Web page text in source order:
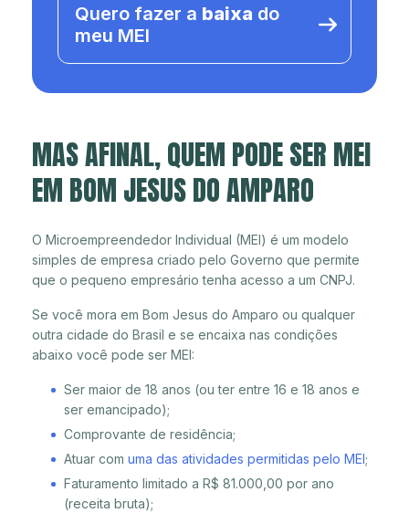
Quero fazer a baixa do
meu MEI
MAS AFINAL, QUEM PODE SER MEI
EM BOM JESUS DO AMPARO
O Microempreendedor Individual (MEI) é um modelo
simples de empresa criado pelo Governo que permite
que o pequeno empresário tenha acesso a um CNPJ.
Se você mora em Bom Jesus do Amparo ou qualquer
outra cidade do Brasil e se encaixa nas condições
abaixo você pode ser MEI:
Ser maior de 18 anos (ou ter entre 16 e 18 anos e
ser emancipado);
Comprovante de residência;
Atuar com uma das atividades permitidas pelo MEI;
Faturamento limitado a R$ 81.000,00 por ano
(receita bruta);